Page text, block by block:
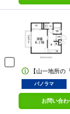
【山一地所の
パノラマ
お問い合わ